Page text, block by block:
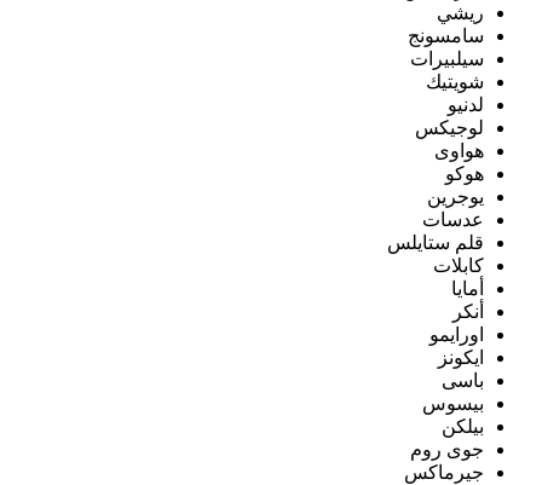
ريشي
سامسونج
سيلبيرات
شويتيك
لدنيو
لوجيكس
هواوى
هوكو
يوجرين
عدسات
قلم ستايلس
كابلات
أمايا
أنكر
اورايمو
ايكونز
باسى
بيسوس
بيلكن
جوى روم
جيرماكس